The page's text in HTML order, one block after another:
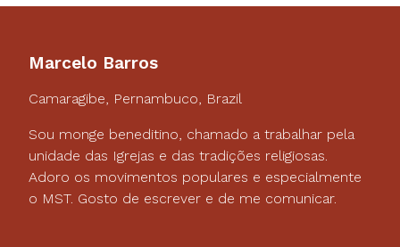
Marcelo Barros
Camaragibe, Pernambuco, Brazil
Sou monge beneditino, chamado a trabalhar pela
unidade das Igrejas e das tradições religiosas.
Adoro os movimentos populares e especialmente
o MST. Gosto de escrever e de me comunicar.